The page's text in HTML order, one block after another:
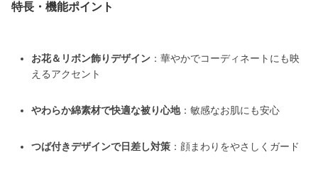
特長・機能ポイント
お花＆リボン飾りデザイン ：華やかでコーディネートにも映
えるアクセント
やわらか綿素材で快適な被り心地：敏感なお肌にも安心
つば付きデザインで日差し対策 ：顔まわりをやさしくガード